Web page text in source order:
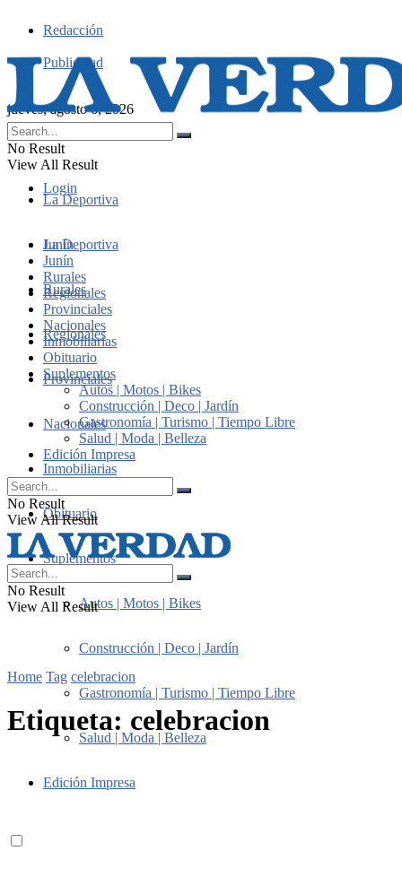
Redacción
Publicidad
jueves, agosto 6, 2026
Login
No Result
View All Result
La Deportiva
Junín
Rurales
Regionales
Provinciales
Nacionales
Inmobiliarias
Obituario
Suplementos
Autos | Motos | Bikes
Construcción | Deco | Jardín
Gastronomía | Turismo | Tiempo Libre
Salud | Moda | Belleza
Edición Impresa
La Deportiva
Junín
Rurales
Regionales
Provinciales
Nacionales
Inmobiliarias
Obituario
Suplementos
Autos | Motos | Bikes
Construcción | Deco | Jardín
Gastronomía | Turismo | Tiempo Libre
Salud | Moda | Belleza
Edición Impresa
No Result
View All Result
No Result
View All Result
Home Tag celebracion
Etiqueta: celebracion